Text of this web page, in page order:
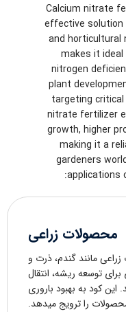
Calcium nitrate
effective solution
and horticultural
makes it
nitrogen
plant
targeting
nitrate fertilizer
growth, higher
making it a
gardeners
applications
محصولات زراعی
مانند گندم، ذرت و
توسعه ریشه، انتقال
این کود به بهبود باروری
را ترویج میدهد.